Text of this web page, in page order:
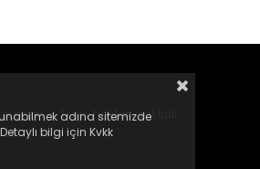
- Tüm hakları saklıdır.
adına sitemizde
bilgi için Kvkk